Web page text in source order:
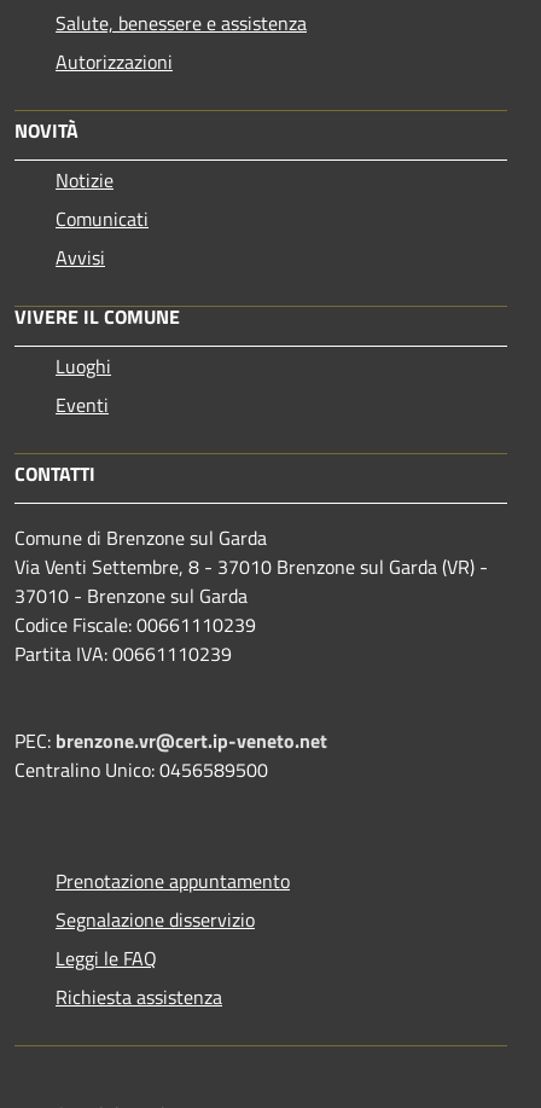
Salute, benessere e assistenza
Autorizzazioni
NOVITÀ
Notizie
Comunicati
Avvisi
VIVERE IL COMUNE
Luoghi
Eventi
CONTATTI
Comune di Brenzone sul Garda
Via Venti Settembre, 8 - 37010 Brenzone sul Garda (VR) -
37010 - Brenzone sul Garda
Codice Fiscale: 00661110239
Partita IVA: 00661110239
PEC: brenzone.vr@cert.ip-veneto.net
Centralino Unico: 0456589500
Prenotazione appuntamento
Segnalazione disservizio
Leggi le FAQ
Richiesta assistenza